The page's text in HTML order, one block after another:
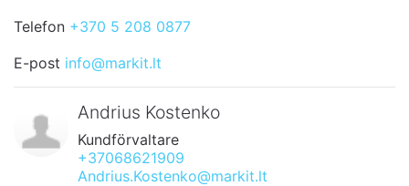
Telefon +370 5 208 0877
E-post info@markit.lt
Andrius Kostenko
Kundförvaltare
+37068621909
Andrius.Kostenko@markit.lt